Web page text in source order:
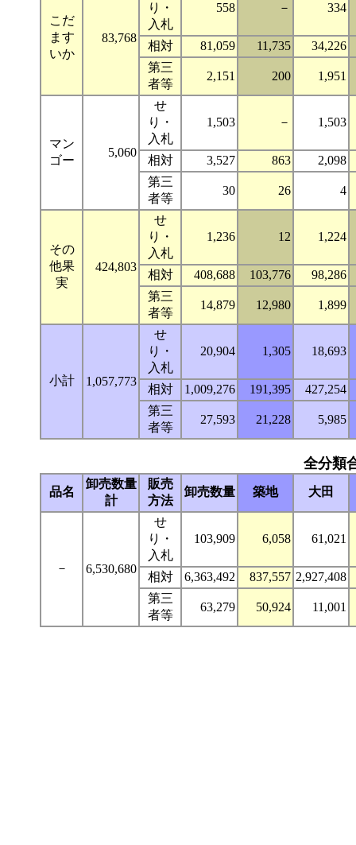
こだ
ます
いか
83,768
り・
入札
558 － 334
相対 81,059 11,735
34,226
第三
者等
2,151 200 1,951
マン
ゴー
5,060
せ
り・
入札
1,503 － 1,503
相対 3,527 863
2,098
第三
者等
30 26 4
その
他果
実
424,803
せ
り・
入札
1,236 12 1,224
相対 408,688 103,776
98,286
第三
者等
14,879 12,980 1,899
小計 1,057,773
せ
り・
入札
20,904 1,305 18,693
相対 1,009,276 191,395
427,254
第三
者等
27,593 21,228 5,985
全分類
品名
卸売数量
計
販売
方法
卸売数量 築地 大田
－ 6,530,680
せ
り・
入札
103,909 6,058 61,021
相対 6,363,492 837,557 2,927,408
第三
者等
63,279 50,924 11,001